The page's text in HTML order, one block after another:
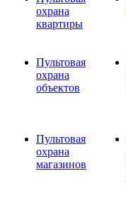
охрана
квартиры
Пультовая
охрана
объектов
Пультовая
охрана
магазинов